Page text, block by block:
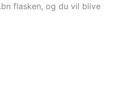
flasken, og du vil blive